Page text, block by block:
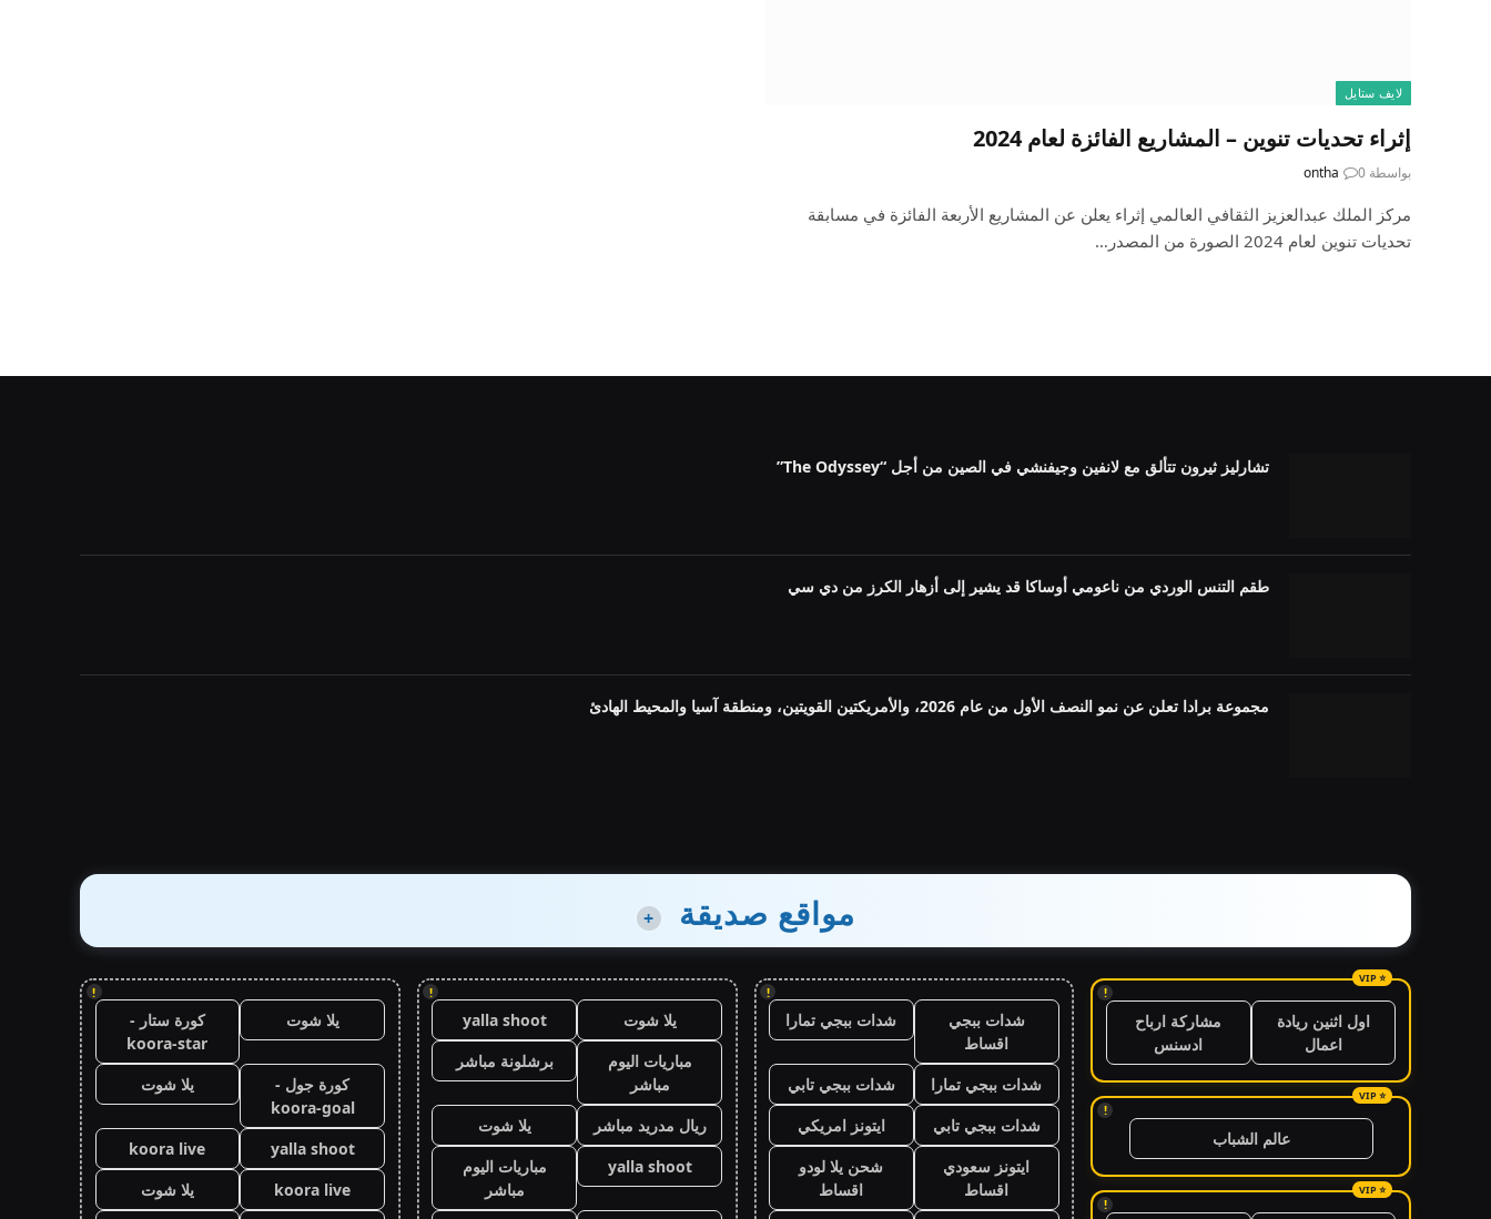
لايف ستايل
إثراء تحديات تنوين – المشاريع الفائزة لعام 2024
بواسطة ontha 0
مركز الملك عبدالعزيز الثقافي العالمي إثراء يعلن عن المشاريع الأربعة الفائزة في مسابقة
تحديات تنوين لعام 2024 الصورة من المصدر…
تشارليز ثيرون تتألق مع لانفين وجيفنشي في الصين من أجل “The Odyssey”
طقم التنس الوردي من ناعومي أوساكا قد يشير إلى أزهار الكرز من دي سي
مجموعة برادا تعلن عن نمو النصف الأول من عام 2026، والأمريكتين القويتين، ومنطقة آسيا والمحيط الهادئ
مواقع صديقة +
!
اول اثنين ريادة
اعمال
مشاركة ارباح
ادسنس
!
عالم الشباب
!
!
شدات ببجي
اقساط
شدات ببجي تمارا
شدات ببجي تمارا
شدات ببجي تابي
شدات ببجي تابي
ايتونز امريكي
ايتونز سعودي
اقساط
شحن يلا لودو
اقساط
!
يلا شوت
yalla shoot
مباريات اليوم
مباشر
برشلونة مباشر
ريال مدريد مباشر
يلا شوت
yalla shoot
مباريات اليوم
مباشر
!
يلا شوت
كورة ستار -
koora-star
كورة جول -
koora-goal
يلا شوت
yalla shoot
koora live
koora live
يلا شوت